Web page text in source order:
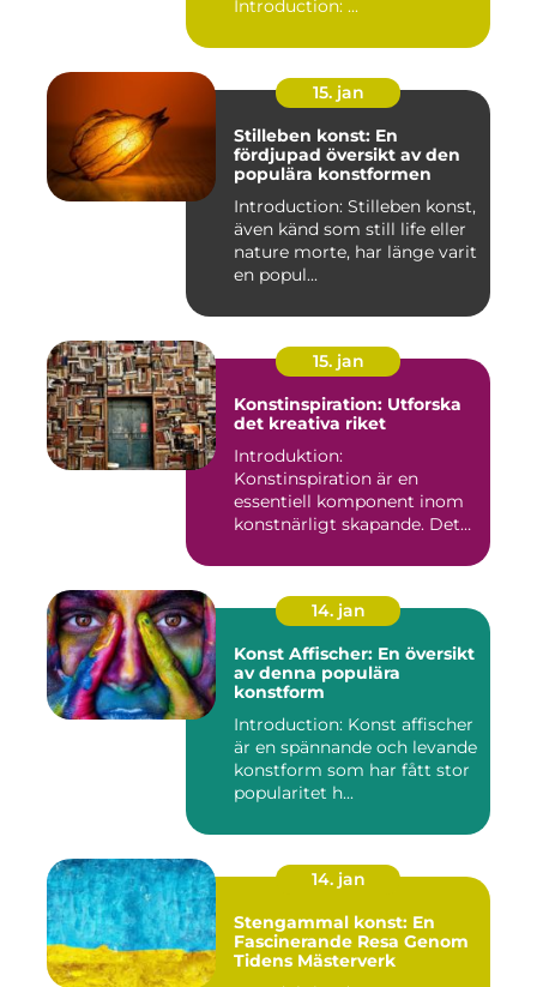
Introduction: ...
15. jan
Stilleben konst: En
fördjupad översikt av den
populära konstformen
Introduction: Stilleben konst,
även känd som still life eller
nature morte, har länge varit
en popul...
15. jan
Konstinspiration: Utforska
det kreativa riket
Introduktion:
Konstinspiration är en
essentiell komponent inom
konstnärligt skapande. Det
14. jan
Konst Affischer: En översikt
av denna populära
konstform
Introduction: Konst affischer
är en spännande och levande
konstform som har fått stor
popularitet h...
14. jan
Stengammal konst: En
Fascinerande Resa Genom
Tidens Mästerverk